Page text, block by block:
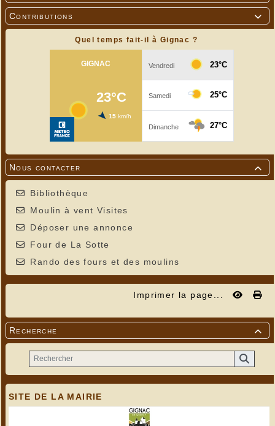

Contributions
Quel temps fait-il à Gignac ?

Nous contacter
Bibliothèque
Moulin à vent Visites
Déposer une annonce
Four de La Sotte
Rando des fours et des moulins
Imprimer la page...

Recherche
SITE DE LA MAIRIE